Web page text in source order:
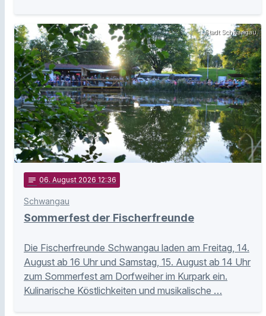
Stadt Schwangau
notes 06. August 2026 12:36
Schwangau
Sommerfest der Fischerfreunde
Die Fischerfreunde Schwangau laden am Freitag, 14.
August ab 16 Uhr und Samstag, 15. August ab 14 Uhr
zum Sommerfest am Dorfweiher im Kurpark ein.
Kulinarische Köstlichkeiten und musikalische …